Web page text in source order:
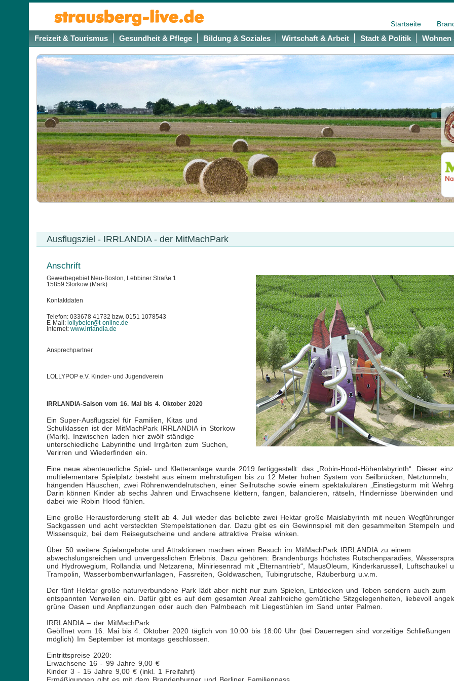
Startseite
Freizeit & Tourismus Gesundheit & Pflege Bildung & Soziales Wirtschaft & Arbeit Stadt & Politik Wohnen
Ausflugsziel - IRRLANDIA - der MitMachPark
Anschrift
Gewerbegebiet Neu-Boston, Lebbiner Straße 1
15859 Storkow (Mark)
Kontaktdaten
Telefon: 033678 41732 bzw. 0151 1078543
E-Mail: lollybeier@t-online.de
Internet: www.irrlandia.de
Ansprechpartner
LOLLYPOP e.V. Kinder- und Jugendverein
IRRLANDIA-Saison vom 16. Mai bis 4. Oktober 2020
Ein Super-Ausflugsziel für Familien, Kitas und
Schulklassen ist der MitMachPark IRRLANDIA in Storkow
(Mark). Inzwischen laden hier zwölf ständige
unterschiedliche Labyrinthe und Irrgärten zum Suchen,
Verirren und Wiederfinden ein.
Eine neue abenteuerliche Spiel- und Kletteranlage wurde 2019 fertiggestellt: das „Robin-Hood-Höhenlabyrinth“. Dieser
multielementare Spielplatz besteht aus einem mehrstufigen bis zu 12 Meter hohen System von Seilbrücken, Netztunneln,
hängenden Häuschen, zwei Röhrenwendelrutschen, einer Seilrutsche sowie einem spektakulären „Einstiegsturm mit
Darin können Kinder ab sechs Jahren und Erwachsene klettern, fangen, balancieren, rätseln, Hindernisse überwinden
dabei wie Robin Hood fühlen.
Eine große Herausforderung stellt ab 4. Juli wieder das beliebte zwei Hektar große Maislabyrinth mit neuen
Sackgassen und acht versteckten Stempelstationen dar. Dazu gibt es ein Gewinnspiel mit den gesammelten Stempeln
Wissensquiz, bei dem Reisegutscheine und andere attraktive Preise winken.
Über 50 weitere Spielangebote und Attraktionen machen einen Besuch im MitMachPark IRRLANDIA zu einem
abwechslungsreichen und unvergesslichen Erlebnis. Dazu gehören: Brandenburgs höchstes Rutschenparadies,
und Hydrowegium, Rollandia und Netzarena, Miniriesenrad mit „Elternantrieb“, MausOleum, Kinderkarussell, Luftschaukel
Trampolin, Wasserbombenwurfanlagen, Fassreiten, Goldwaschen, Tubingrutsche, Räuberburg u.v.m.
Der fünf Hektar große naturverbundene Park lädt aber nicht nur zum Spielen, Entdecken und Toben sondern auch zum
entspannten Verweilen ein. Dafür gibt es auf dem gesamten Areal zahlreiche gemütliche Sitzgelegenheiten, liebevoll
grüne Oasen und Anpflanzungen oder auch den Palmbeach mit Liegestühlen im Sand unter Palmen.
IRRLANDIA – der MitMachPark
Geöffnet vom 16. Mai bis 4. Oktober 2020 täglich von 10:00 bis 18:00 Uhr (bei Dauerregen sind vorzeitige Schließungen
möglich) Im September ist montags geschlossen.
Eintrittspreise 2020:
Erwachsene 16 - 99 Jahre 9,00 €
Kinder 3 - 15 Jahre 9,00 € (inkl. 1 Freifahrt)